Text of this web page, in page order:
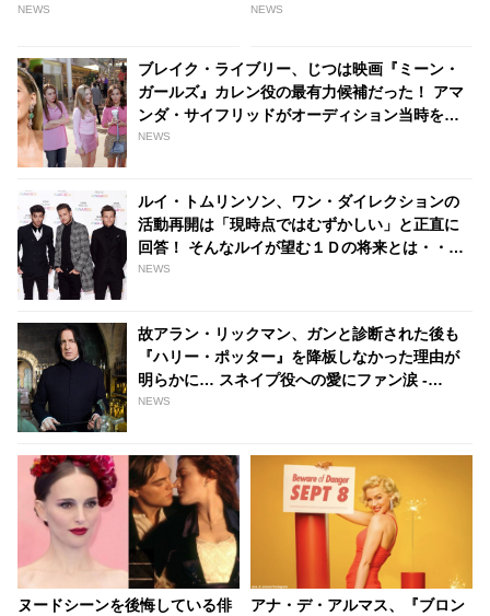
ス」共演者フィン・ウルフハー
係についても語る - tvgroove
NEWS
との順調っぷりをアピール「と
NEWS
ブレイク・ライブリー、じつは映画『ミーン・
ガールズ』カレン役の最有力候補だった！ アマ
ンダ・サイフリッドがオーディション当時を振
り返る - tvgroove
NEWS
ルイ・トムリンソン、ワン・ダイレクションの
活動再開は「現時点ではむずかしい」と正直に
回答！ そんなルイが望む１Ｄの将来とは・・？
- tvgroove
NEWS
故アラン・リックマン、ガンと診断された後も
『ハリー・ポッター』を降板しなかった理由が
明らかに… スネイプ役への愛にファン涙 -
tvgroove
NEWS
ヌードシーンを後悔している俳
アナ・デ・アルマス、『ブロン